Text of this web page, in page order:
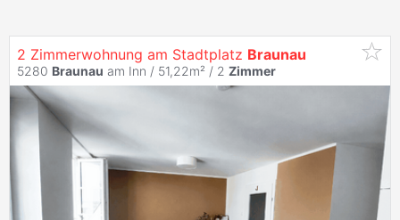
2 Zimmerwohnung am Stadtplatz Braunau
5280 Braunau am Inn / 51,22m² / 2 Zimmer